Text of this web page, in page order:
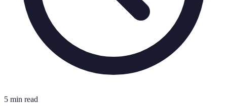
5 min read